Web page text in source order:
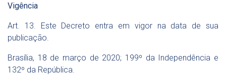
Vigência
Art. 13. Este Decreto entra em vigor na data de sua
publicação.
Brasília, 18 de março de 2020; 199º da Independência e
132º da República.